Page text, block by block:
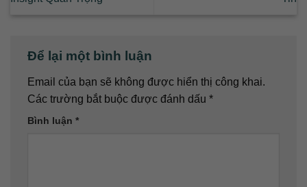
Để lại một bình luận
Email của bạn sẽ không được hiển thị công khai.
Các trường bắt buộc được đánh dấu *
Bình luận *